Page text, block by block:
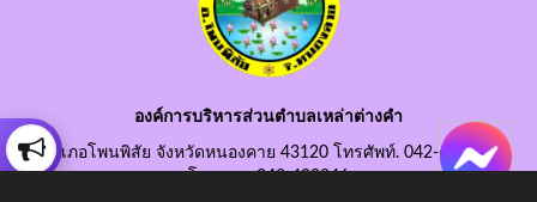
องค์การบริหารส่วนตำบลเหล่าต่างคำ
อำเภอโพนพิสัย จังหวัดหนองคาย 43120 โทรศัพท์. 042-490845
โทรสาร. 042-490846